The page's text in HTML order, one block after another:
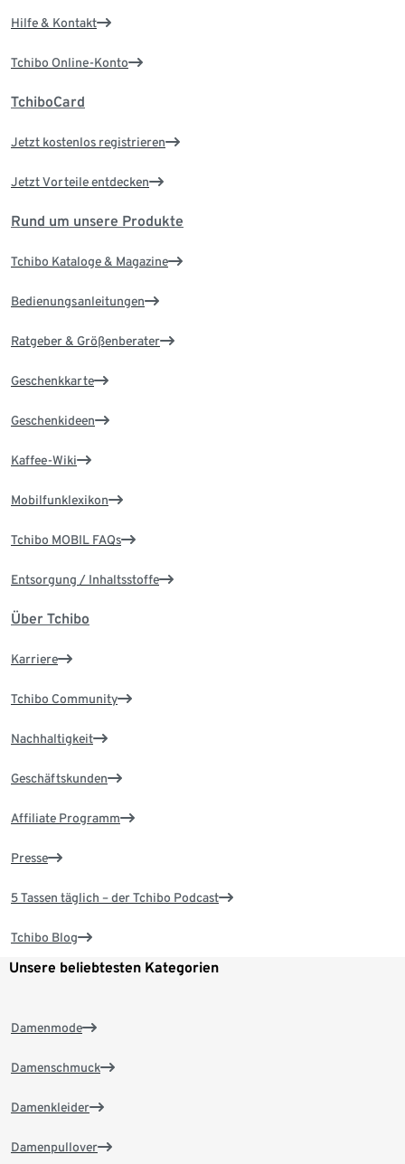
Hilfe & Kontakt
Tchibo Online-Konto
TchiboCard
Jetzt kostenlos registrieren
Jetzt Vorteile entdecken
Rund um unsere Produkte
Tchibo Kataloge & Magazine
Bedienungsanleitungen
Ratgeber & Größenberater
Geschenkkarte
Geschenkideen
Kaffee-Wiki
Mobilfunklexikon
Tchibo MOBIL FAQs
Entsorgung / Inhaltsstoffe
Über Tchibo
Karriere
Tchibo Community
Nachhaltigkeit
Geschäftskunden
Affiliate Programm
Presse
5 Tassen täglich – der Tchibo Podcast
Tchibo Blog
Unsere beliebtesten Kategorien
Damenmode
Damenschmuck
Damenkleider
Damenpullover